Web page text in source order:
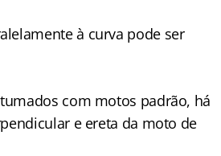
à curva pode ser
com motos padrão, há
e ereta da moto de